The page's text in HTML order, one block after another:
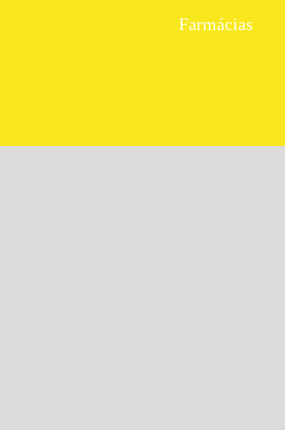
Farmácias